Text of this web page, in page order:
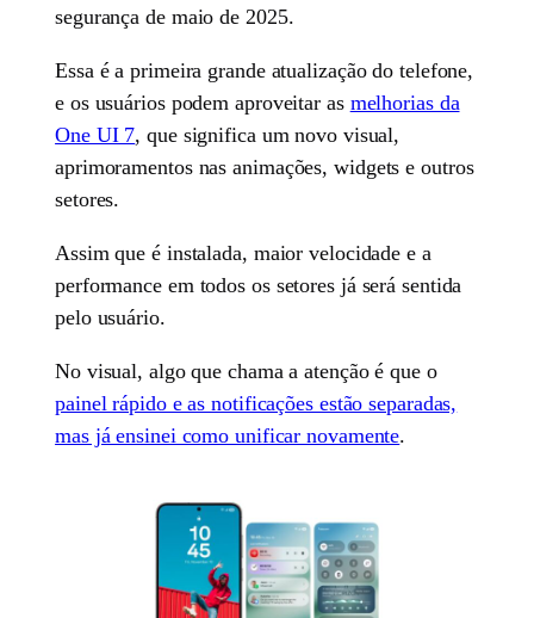
segurança de maio de 2025.
Essa é a primeira grande atualização do telefone,
e os usuários podem aproveitar as melhorias da
One UI 7, que significa um novo visual,
aprimoramentos nas animações, widgets e outros
setores.
Assim que é instalada, maior velocidade e a
performance em todos os setores já será sentida
pelo usuário.
No visual, algo que chama a atenção é que o
painel rápido e as notificações estão separadas,
mas já ensinei como unificar novamente.